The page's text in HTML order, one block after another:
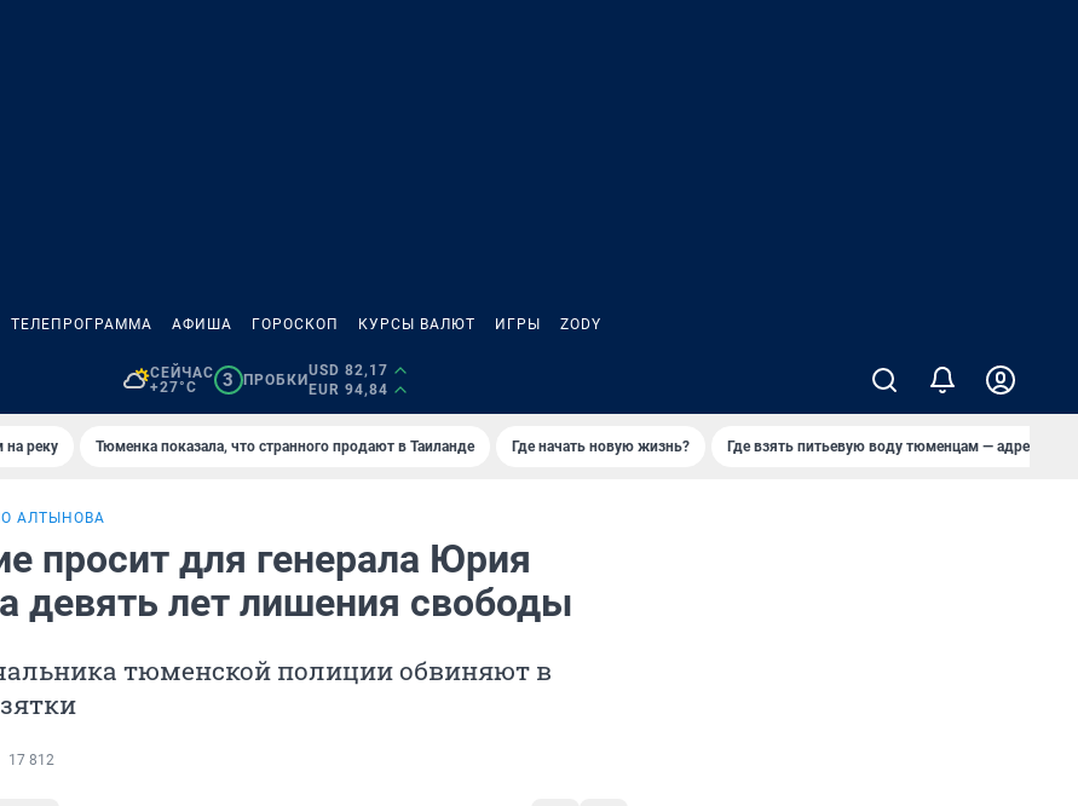
ТЕЛЕПРОГРАММА АФИША ГОРОСКОП КУРСЫ ВАЛЮТ ИГРЫ ZODY
СЕЙЧАС
+27°C
3 ПРОБКИ
USD 82,17
EUR 94,84
на реку Тюменка показала, что странного продают в Таиланде Где начать новую жизнь? Где взять питьевую воду тюменцам — адреса
АЛТЫНОВА
просит для генерала Юрия
девять лет лишения свободы
тюменской полиции обвиняют в
17 812